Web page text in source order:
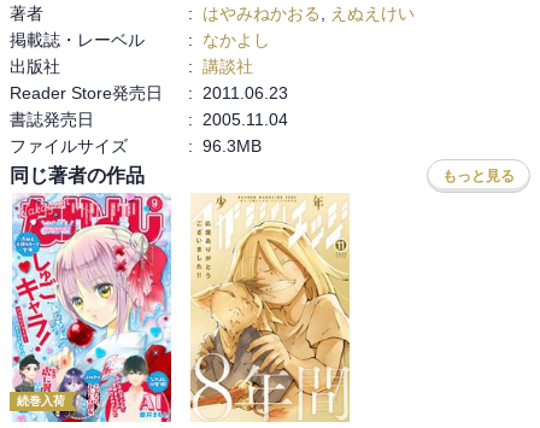
著者
: はやみねかおる
えぬえけい
掲載誌・レーベル
:
なかよし
出版社
: 講談社
Reader Store発売日
:
2011.06.23
書誌発売日
:
2005.11.04
ファイルサイズ
: 96.3MB
同じ著者の作品 もっと見る
続巻入荷